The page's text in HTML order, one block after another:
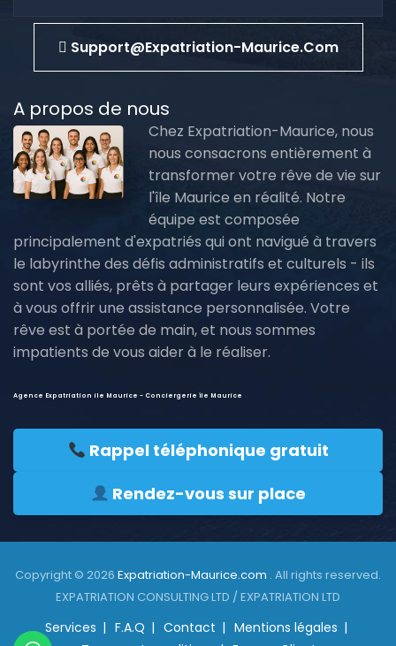
Support@expatriation-Maurice.com
A propos de nous
Chez Expatriation-Maurice, nous
nous consacrons entièrement à
transformer votre rêve de vie sur
l'île Maurice en réalité. Notre
équipe est composée
principalement d'expatriés qui ont navigué à travers
le labyrinthe des défis administratifs et culturels - ils
sont vos alliés, prêts à partager leurs expériences et
à vous offrir une assistance personnalisée. Votre
rêve est à portée de main, et nous sommes
impatients de vous aider à le réaliser.
Agence Expatriation ile Maurice - Conciergerie île Maurice
Rappel téléphonique gratuit
Rendez-vous sur place
Copyright © 2026 Expatriation-Maurice.com . All rights reserved.
EXPATRIATION CONSULTING LTD / EXPATRIATION LTD
Services F.A.Q Contact
Mentions légales